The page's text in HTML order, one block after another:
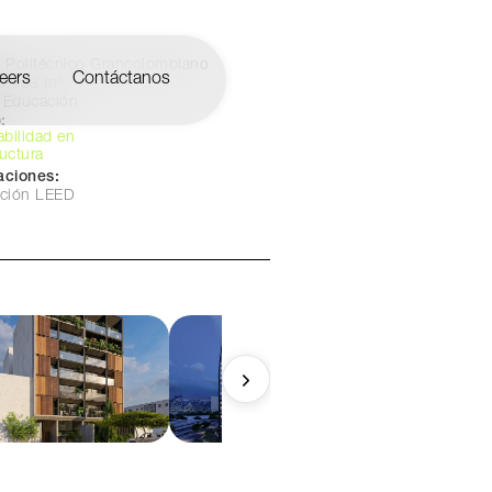
Contáctanos
Politécnico Grancolombiano
m²
en
LEED